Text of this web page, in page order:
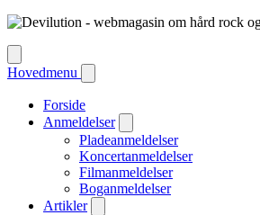
Hovedmenu
Forside
Anmeldelser
Pladeanmeldelser
Koncertanmeldelser
Filmanmeldelser
Boganmeldelser
Artikler